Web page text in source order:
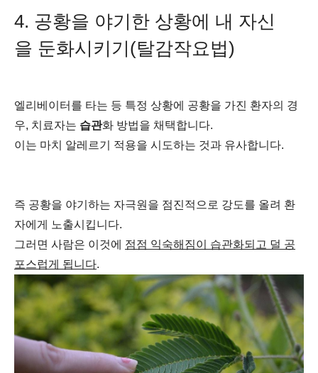
4. 공황을 야기한 상황에 내 자신
을 둔화시키기(탈감작요법)
엘리베이터를 타는 등 특정 상황에 공황을 가진 환자의 경
우, 치료자는 습관화 방법을 채택합니다.
이는 마치 알레르기 적용을 시도하는 것과 유사합니다.
즉 공황을 야기하는 자극원을 점진적으로 강도를 올려 환
자에게 노출시킵니다.
그러면 사람은 이것에 점점 익숙해짐이 습관화되고 덜 공
포스럽게 됩니다.